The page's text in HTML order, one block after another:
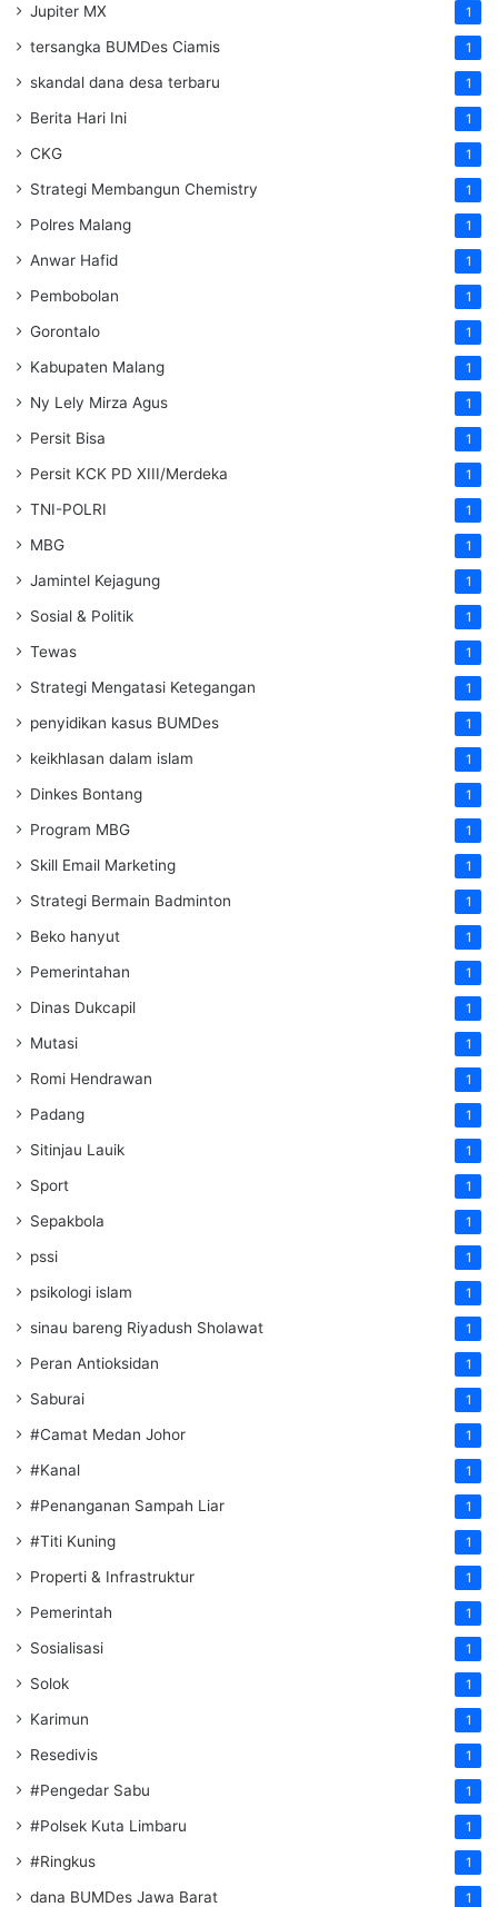
Jupiter MX 1
tersangka BUMDes Ciamis 1
skandal dana desa terbaru 1
Berita Hari Ini 1
CKG 1
Strategi Membangun Chemistry 1
Polres Malang 1
Anwar Hafid 1
Pembobolan 1
Gorontalo 1
Kabupaten Malang 1
Ny Lely Mirza Agus 1
Persit Bisa 1
Persit KCK PD XIII/Merdeka 1
TNI-POLRI 1
MBG 1
Jamintel Kejagung 1
Sosial & Politik 1
Tewas 1
Strategi Mengatasi Ketegangan 1
penyidikan kasus BUMDes 1
keikhlasan dalam islam 1
Dinkes Bontang 1
Program MBG 1
Skill Email Marketing 1
Strategi Bermain Badminton 1
Beko hanyut 1
Pemerintahan 1
Dinas Dukcapil 1
Mutasi 1
Romi Hendrawan 1
Padang 1
Sitinjau Lauik 1
Sport 1
Sepakbola 1
pssi 1
psikologi islam 1
sinau bareng Riyadush Sholawat 1
Peran Antioksidan 1
Saburai 1
#Camat Medan Johor 1
#Kanal 1
#Penanganan Sampah Liar 1
#Titi Kuning 1
Properti & Infrastruktur 1
Pemerintah 1
Sosialisasi 1
Solok 1
Karimun 1
Resedivis 1
#Pengedar Sabu 1
#Polsek Kuta Limbaru 1
#Ringkus 1
dana BUMDes Jawa Barat 1